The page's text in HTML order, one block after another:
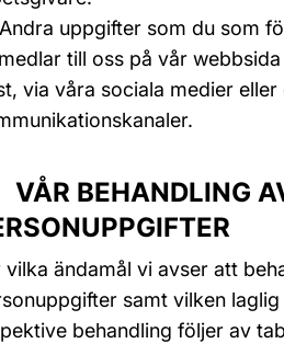
Andra uppgifter som du som
till oss på vår
via våra sociala medier eller
BEHANDLING
vilka ändamål vi avser att
samt vilken
behandling följer av